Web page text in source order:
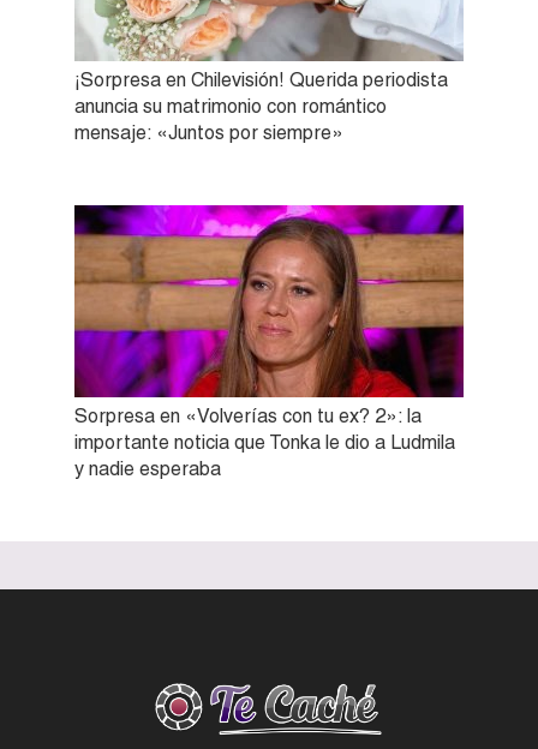
¡Sorpresa en Chilevisión! Querida periodista
anuncia su matrimonio con romántico
mensaje: «Juntos por siempre»
Sorpresa en «Volverías con tu ex? 2»: la
importante noticia que Tonka le dio a Ludmila
y nadie esperaba